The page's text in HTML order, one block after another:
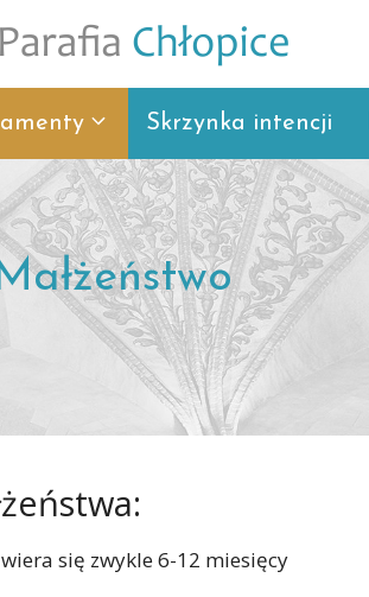
Skrzynka intencji
się zwykle 6-12 miesięcy